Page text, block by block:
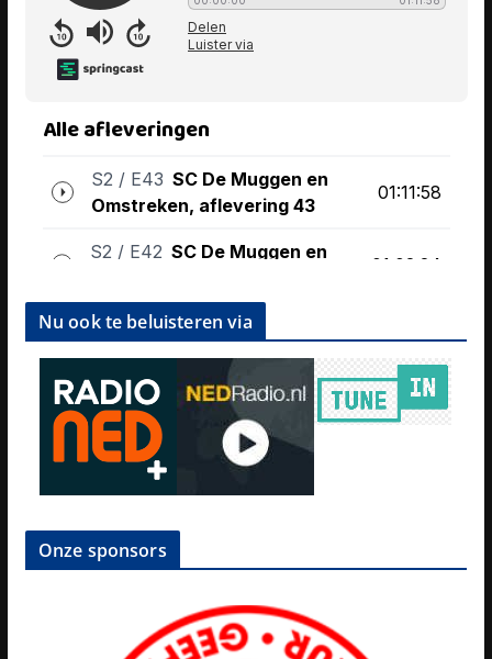
Nu ook te beluisteren via
Onze sponsors